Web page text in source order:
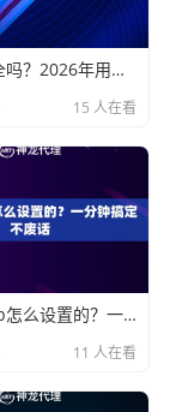
代理ip安全吗？2026年用之前先看看这篇心里有底
15 人在看
手机代理ip怎么设置的？一分钟搞定不废话
11 人在看